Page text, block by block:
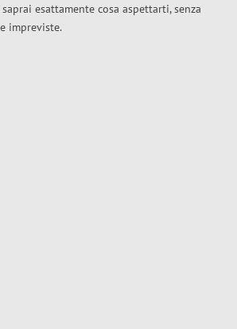
esattamente cosa aspettarti, senza
impreviste.